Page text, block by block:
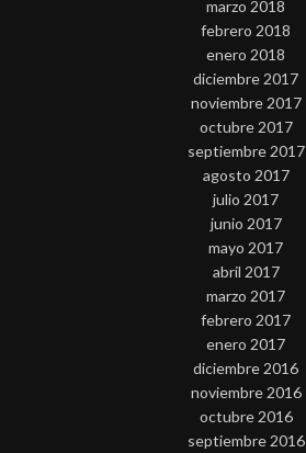
marzo 2018
febrero 2018
enero 2018
diciembre 2017
noviembre 2017
octubre 2017
septiembre 2017
agosto 2017
julio 2017
junio 2017
mayo 2017
abril 2017
marzo 2017
febrero 2017
enero 2017
diciembre 2016
noviembre 2016
octubre 2016
septiembre 2016